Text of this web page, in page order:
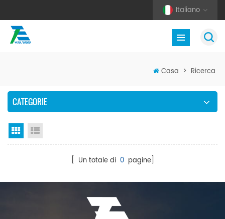
Italiano
Casa > Ricerca
CATEGORIE
Vista a griglia
[ Un totale di 0pagine]